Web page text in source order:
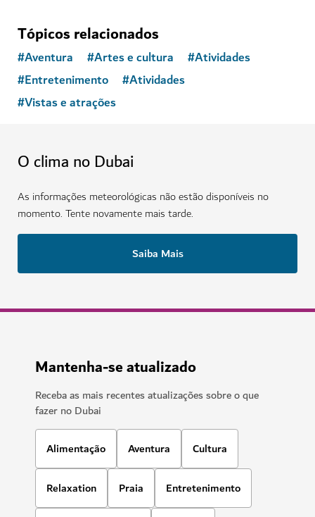
Tópicos relacionados
#Aventura #Artes e cultura #Atividades
#Entretenimento #Atividades
#Vistas e atrações
O clima no Dubai
As informações meteorológicas não estão disponíveis no
momento. Tente novamente mais tarde.
Saiba Mais
Mantenha-se atualizado
Receba as mais recentes atualizações sobre o que
fazer no Dubai
Alimentação Aventura Cultura
Relaxation Praia Entretenimento